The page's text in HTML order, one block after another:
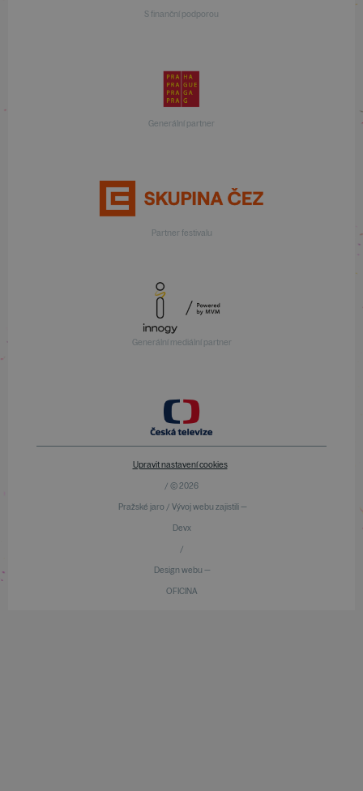
S finanční podporou
Generální partner
Partner festivalu
Generální mediální partner
Upravit nastavení cookies
/ © 2026
Pražské jaro / Vývoj webu zajistili —
Devx
/
Design webu —
OFICINA